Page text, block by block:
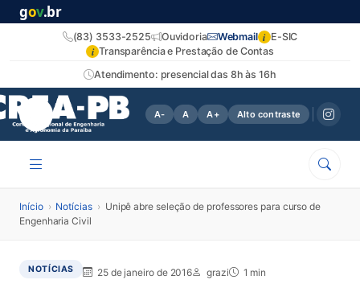
gov.br
Atendimento: presencial das 8h às 16h
(83) 3533-2525 Ouvidoria Webmail i E-SIC
i Transparência e Prestação de Contas
A- A A+ Alto contraste
Início › Notícias › Unipê abre seleção de professores para curso de
Engenharia Civil
NOTÍCIAS 25 de janeiro de 2016 grazi 1 min